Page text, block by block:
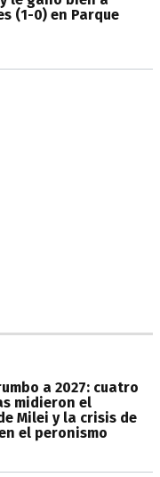
(1-0) en Parque
a 2027: cuatro
midieron el
Milei y la crisis de
el peronismo